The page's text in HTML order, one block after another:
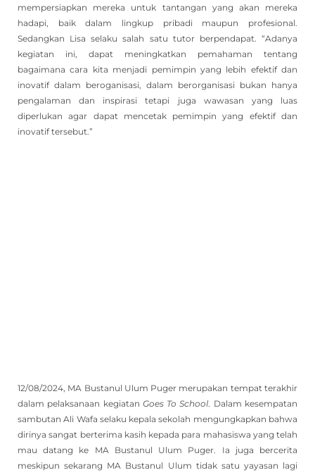
mempersiapkan mereka untuk tantangan yang akan mereka
hadapi, baik dalam lingkup pribadi maupun profesional.
Sedangkan Lisa selaku salah satu tutor berpendapat. “Adanya
kegiatan ini, dapat meningkatkan pemahaman tentang
bagaimana cara kita menjadi pemimpin yang lebih efektif dan
inovatif dalam beroganisasi, dalam berorganisasi bukan hanya
pengalaman dan inspirasi tetapi juga wawasan yang luas
diperlukan agar dapat mencetak pemimpin yang efektif dan
inovatif tersebut.”
12/08/2024, MA Bustanul Ulum Puger merupakan tempat terakhir
dalam pelaksanaan kegiatan Goes To School. Dalam kesempatan
sambutan Ali Wafa selaku kepala sekolah mengungkapkan bahwa
dirinya sangat berterima kasih kepada para mahasiswa yang telah
mau datang ke MA Bustanul Ulum Puger. Ia juga bercerita
meskipun sekarang MA Bustanul Ulum tidak satu yayasan lagi